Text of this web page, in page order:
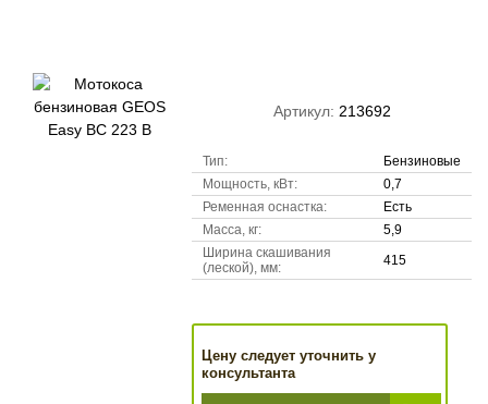
Артикул: 213692
Тип:
Бензиновые
Мощность, кВт:
0,7
Ременная оснастка:
Есть
Масса, кг:
5,9
Ширина скашивания
(леской), мм:
415
Цену следует уточнить у
консультанта